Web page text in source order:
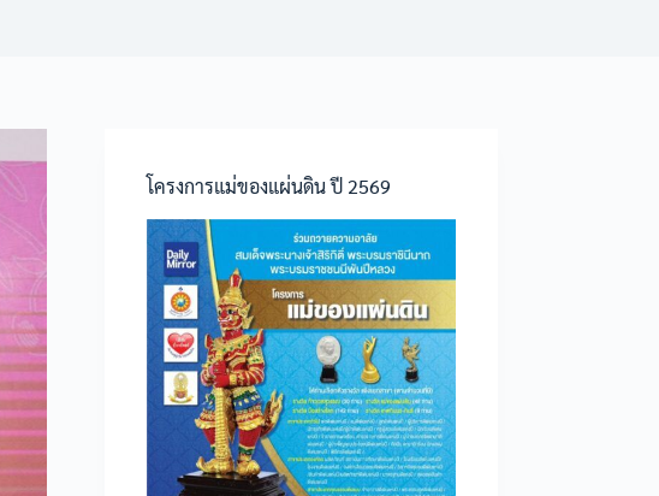
โครงการแม่ของแผ่นดิน ปี 2569